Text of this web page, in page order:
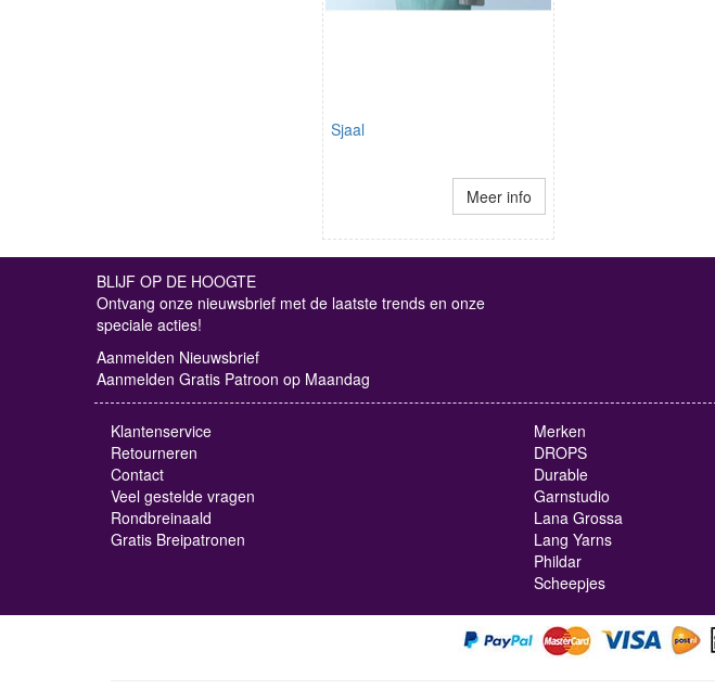
Sjaal
Meer info
BLIJF OP DE HOOGTE
Ontvang onze nieuwsbrief met de laatste trends en onze
speciale acties!
Aanmelden Nieuwsbrief
Aanmelden Gratis Patroon op Maandag
Klantenservice
Retourneren
Contact
Veel gestelde vragen
Rondbreinaald
Gratis Breipatronen
Merken
DROPS
Durable
Garnstudio
Lana Grossa
Lang Yarns
Phildar
Scheepjes